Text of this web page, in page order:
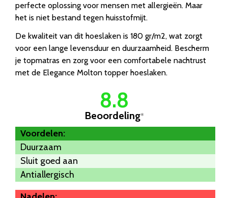
perfecte oplossing voor mensen met allergieën. Maar
het is niet bestand tegen huisstofmijt.
De kwaliteit van dit hoeslaken is 180 gr/m2, wat zorgt
voor een lange levensduur en duurzaamheid. Bescherm
je topmatras en zorg voor een comfortabele nachtrust
met de Elegance Molton topper hoeslaken.
8.8
Beoordeling*
Voordelen:
Duurzaam
Sluit goed aan
Antiallergisch